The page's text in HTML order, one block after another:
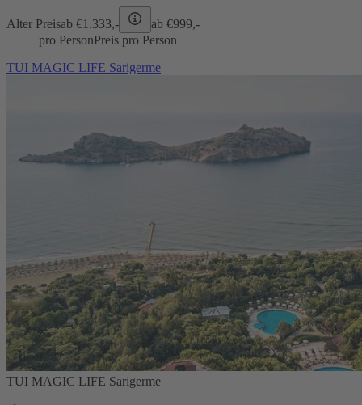
Alter Preisab €1.333,- ab €999,-
pro PersonPreis pro Person
TUI MAGIC LIFE Sarigerme
TUI MAGIC LIFE Sarigerme